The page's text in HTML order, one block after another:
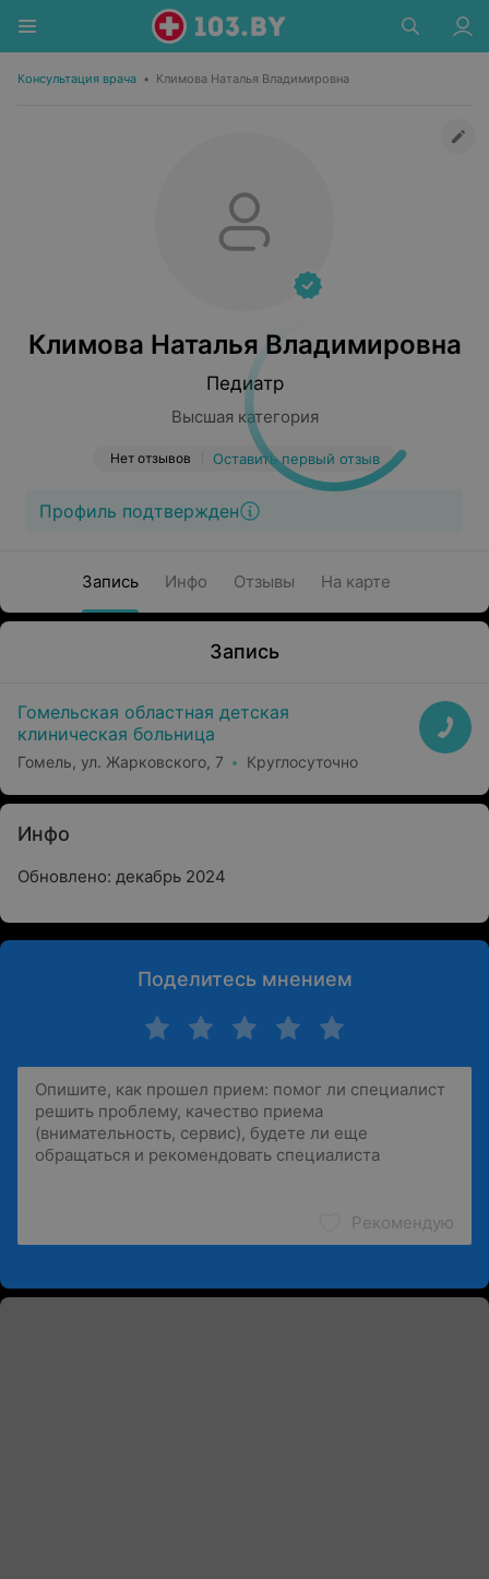
Консультация врача • Климова Наталья Владимировна
Климова Наталья Владимировна
Педиатр
Высшая категория
Нет отзывов Оставить первый отзыв
Профиль подтвержден
Запись Инфо Отзывы На карте
Запись
Гомельская областная детская
клиническая больница
Гомель, ул. Жарковского, 7 Круглосуточно
Инфо
Обновлено: декабрь 2024
Поделитесь мнением
Рекомендую